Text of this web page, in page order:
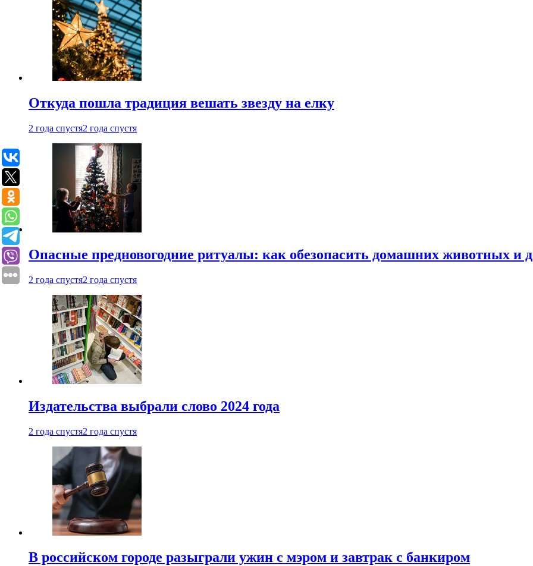
Откуда пошла традиция вешать звезду на елку
2 года спустя2 года спустя
Опасные предновогодние ритуалы: как обезопасить домашних животных и
2 года спустя2 года спустя
Издательства выбрали слово 2024 года
2 года спустя2 года спустя
В российском городе разыграли ужин с мэром и завтрак с банкиром